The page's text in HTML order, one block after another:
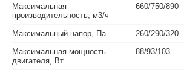
Максимальная
производительность, м3/ч
660/750/890
Максимальный напор, Па
260/290/320
Максимальная мощность
двигателя, Вт
88/93/103